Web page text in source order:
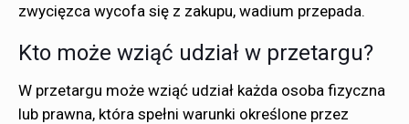
zwycięzca wycofa się z zakupu, wadium przepada.
Kto może wziąć udział w przetargu?
W przetargu może wziąć udział każda osoba fizyczna
lub prawna, która spełni warunki określone przez